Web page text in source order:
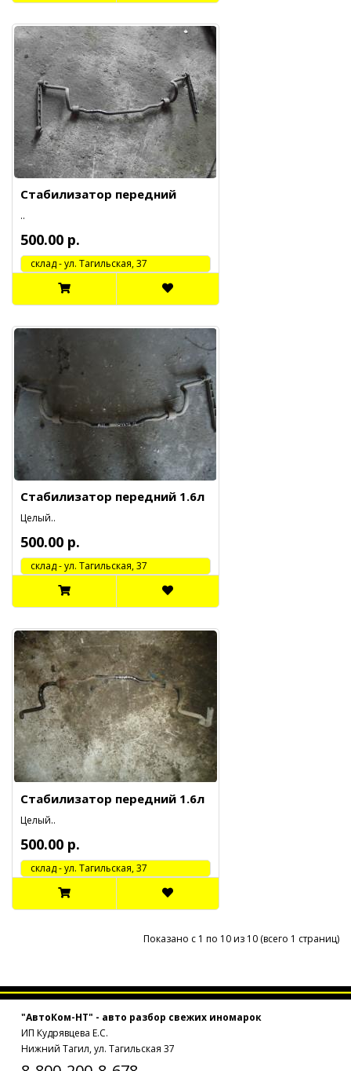
Стабилизатор передний
..
500.00 р.
cклад - ул. Тагильская, 37
Стабилизатор передний 1.6л
Целый..
500.00 р.
cклад - ул. Тагильская, 37
Стабилизатор передний 1.6л
Целый..
500.00 р.
cклад - ул. Тагильская, 37
Показано с 1 по 10 из 10 (всего 1 страниц)
"АвтоКом-НТ" - авто разбор свежих иномарок
ИП Кудрявцева Е.С.
Нижний Тагил, ул. Тагильская 37